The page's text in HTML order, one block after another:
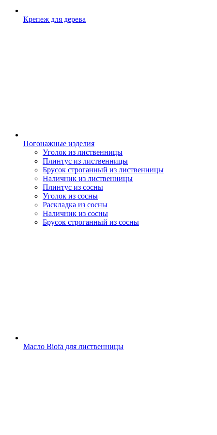
Крепеж для дерева
Погонажные изделия
Уголок из лиственницы
Плинтус из лиственницы
Брусок строганный из лиственницы
Наличник из лиственницы
Плинтус из сосны
Уголок из сосны
Раскладка из сосны
Наличник из сосны
Брусок строганный из сосны
Масло Biofa для лиственницы